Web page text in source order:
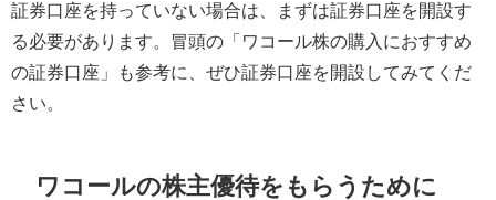
証券口座を持っていない場合は、まずは証券口座を開設す
る必要があります。冒頭の「ワコール株の購入におすすめ
の証券口座」も参考に、ぜひ証券口座を開設してみてくだ
さい。
ワコールの株主優待をもらうために